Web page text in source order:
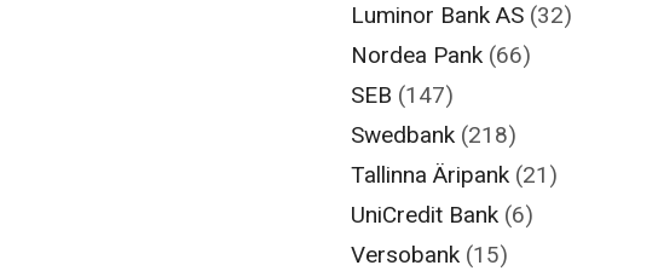
Luminor Bank AS (32)
Nordea Pank (66)
SEB (147)
Swedbank (218)
Tallinna Äripank (21)
UniCredit Bank (6)
Versobank (15)